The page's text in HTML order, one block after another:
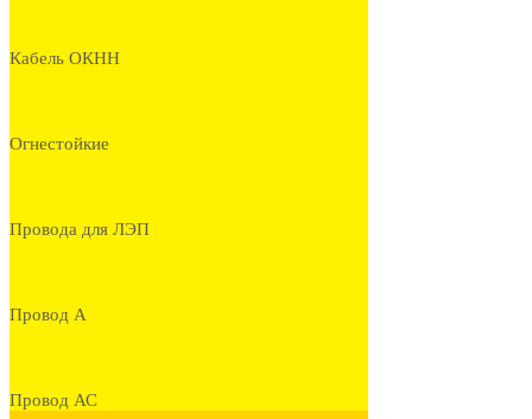
Кабель ОКНН
Огнестойкие
Провода для ЛЭП
Провод А
Провод АС